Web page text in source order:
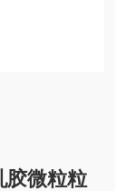
胶微粒粒